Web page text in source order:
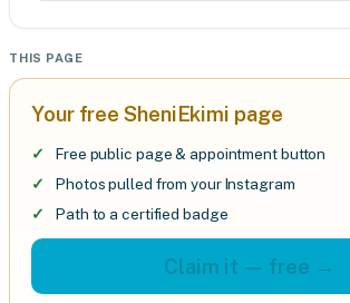
THIS PAGE
Your free SheniEkimi page
Free public page & appointment button
Photos pulled from your Instagram
Path to a certified badge
Claim it — free →